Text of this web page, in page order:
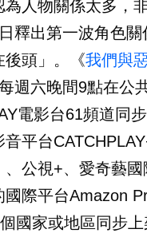
為人物關係太多，
釋出第一波角色
後頭」。《我們與
週六晚間9點在公
電影台61頻道同
平台
、公視+、愛奇藝
國際平台Amazon
國家或地區同步上